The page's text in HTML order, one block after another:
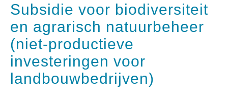
Subsidie voor biodiversiteit
en agrarisch natuurbeheer
(niet-productieve
investeringen voor
landbouwbedrijven)